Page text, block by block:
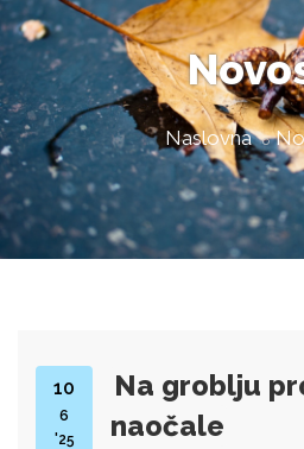
Naslovna
10
6
'25
Na groblju
naočale